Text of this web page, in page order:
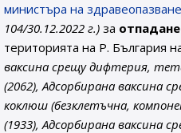
министъра на
104/30.12.2022 г.) за
територията на Р. България
ваксина срещу дифтерия,
(2062), Адсорбирана ваксина
коклюш (безклетъчна,
(1933), Адсорбирана ваксина